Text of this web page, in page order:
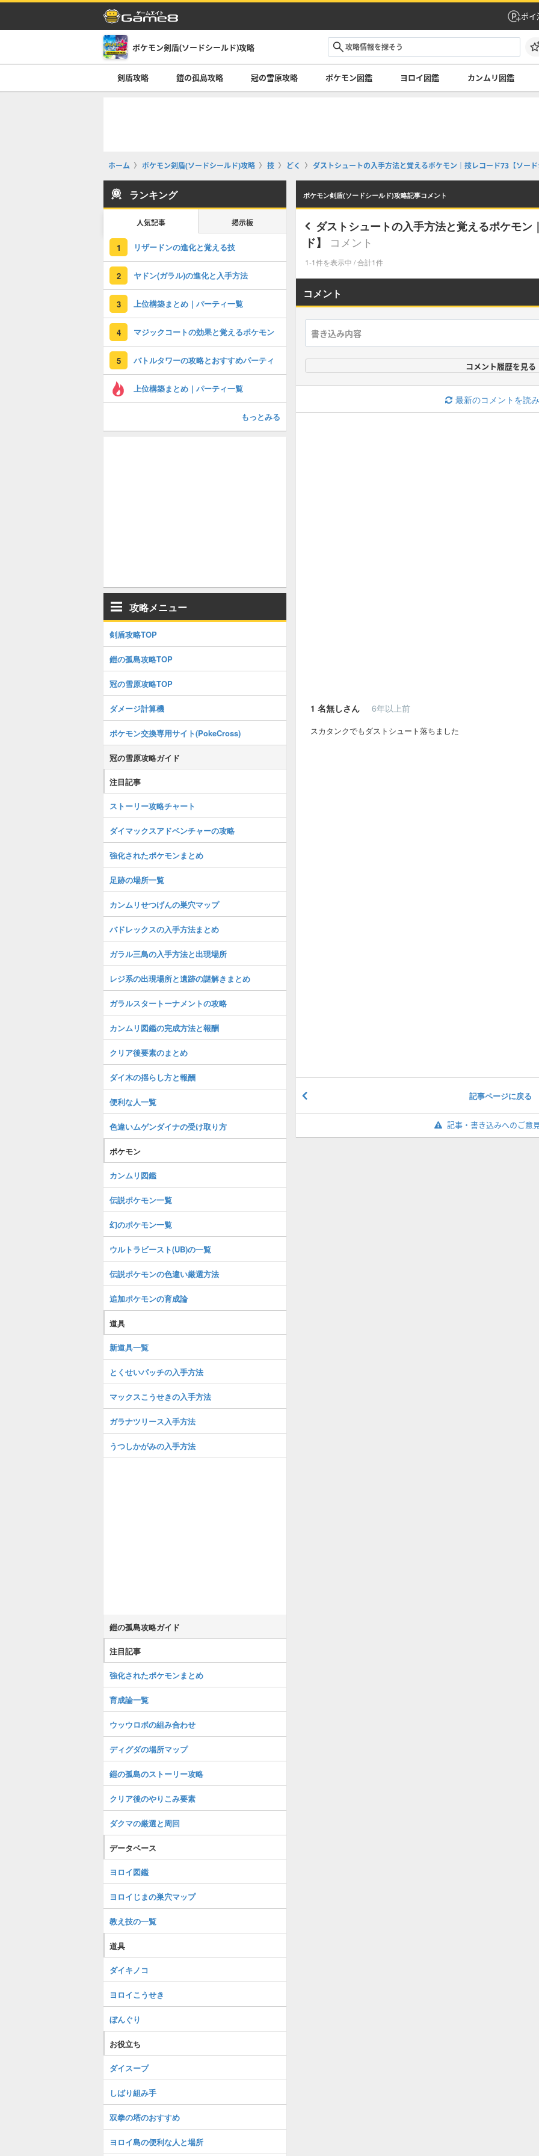
ポイ
ポケモン剣盾(ソードシールド)攻略
剣盾攻略 鎧の孤島攻略 冠の雪原攻略 ポケモン図鑑 ヨロイ図鑑 カンムリ図鑑
ホーム ポケモン剣盾(ソードシールド)攻略 技 どく ダストシュートの入手方法と覚えるポケモン｜技レコード73【ソード
ポケモン剣盾(ソードシールド)攻略記事コメント
ダストシュートの入手方法と覚えるポケモン
ド】
コメント
1-1件を表示中 / 合計1件
コメント
コメント履歴を見る
最新のコメントを読
1 名無しさん 6年以上前
スカタンクでもダストシュート落ちました
記事ページに戻る
記事・書き込みへのご意
ランキング
人気記事 掲示板
1 リザードンの進化と覚える技
2 ヤドン(ガラル)の進化と入手方法
3 上位構築まとめ｜パーティ一覧
4 マジックコートの効果と覚えるポケモン
5 バトルタワーの攻略とおすすめパーティ
上位構築まとめ｜パーティ一覧
もっとみる
攻略メニュー
剣盾攻略TOP
鎧の孤島攻略TOP
冠の雪原攻略TOP
ダメージ計算機
ポケモン交換専用サイト(PokeCross)
冠の雪原攻略ガイド
注目記事
ストーリー攻略チャート
ダイマックスアドベンチャーの攻略
強化されたポケモンまとめ
足跡の場所一覧
カンムリせつげんの巣穴マップ
バドレックスの入手方法まとめ
ガラル三鳥の入手方法と出現場所
レジ系の出現場所と遺跡の謎解きまとめ
ガラルスタートーナメントの攻略
カンムリ図鑑の完成方法と報酬
クリア後要素のまとめ
ダイ木の揺らし方と報酬
便利な人一覧
色違いムゲンダイナの受け取り方
ポケモン
カンムリ図鑑
伝説ポケモン一覧
幻のポケモン一覧
ウルトラビースト(UB)の一覧
伝説ポケモンの色違い厳選方法
追加ポケモンの育成論
道具
新道具一覧
とくせいパッチの入手方法
マックスこうせきの入手方法
ガラナツリース入手方法
うつしかがみの入手方法
鎧の孤島攻略ガイド
注目記事
強化されたポケモンまとめ
育成論一覧
ウッウロボの組み合わせ
ディグダの場所マップ
鎧の孤島のストーリー攻略
クリア後のやりこみ要素
ダクマの厳選と周回
データベース
ヨロイ図鑑
ヨロイじまの巣穴マップ
教え技の一覧
道具
ダイキノコ
ヨロイこうせき
ぼんぐり
お役立ち
ダイスープ
しばり組み手
双拳の塔のおすすめ
ヨロイ島の便利な人と場所